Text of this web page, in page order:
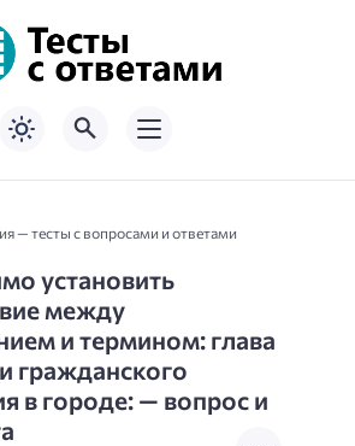
— тесты с вопросами и ответами
установить
между
и термином: глава
гражданского
в городе: — вопрос и